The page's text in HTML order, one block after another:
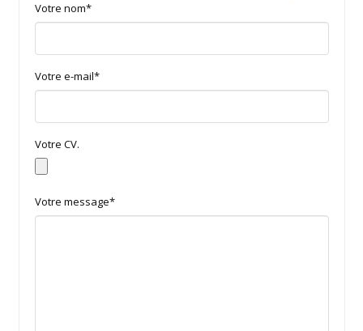
Votre nom*
Votre e-mail*
Votre CV.
Votre message*